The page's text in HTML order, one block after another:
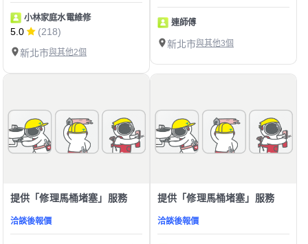
小林家庭水電維修
5.0
(218)
新北市與其他2個
連師傅
新北市與其他3個
提供「修理馬桶堵塞」服務
洽談後報價
提供「修理馬桶堵塞」服務
洽談後報價